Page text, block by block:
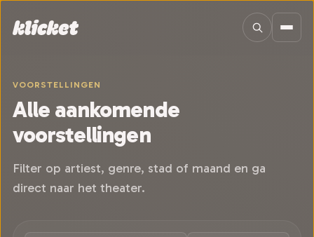
VOORSTELLINGEN
Alle aankomende
voorstellingen
Filter op artiest, genre, stad of maand en ga
direct naar het theater.